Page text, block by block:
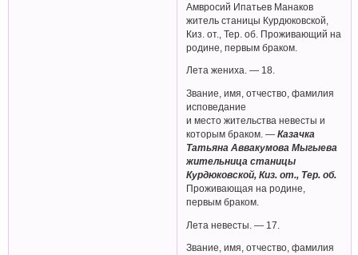
Амвросий Ипатьев Манаков
житель станицы Курдюковской,
Киз. от., Тер. об. Проживающий на
родине, первым браком.
Лета жениха. — 18.
Звание, имя, отчество, фамилия
исповедание
и место жительства невесты и
которым браком. —Казачка
Татьяна Аввакумова Мыгыева
жительница станицы
Курдюковской, Киз. от., Тер. об.
Проживающая на родине,
первым браком.
Лета невесты. — 17.
Звание, имя, отчество, фамилия